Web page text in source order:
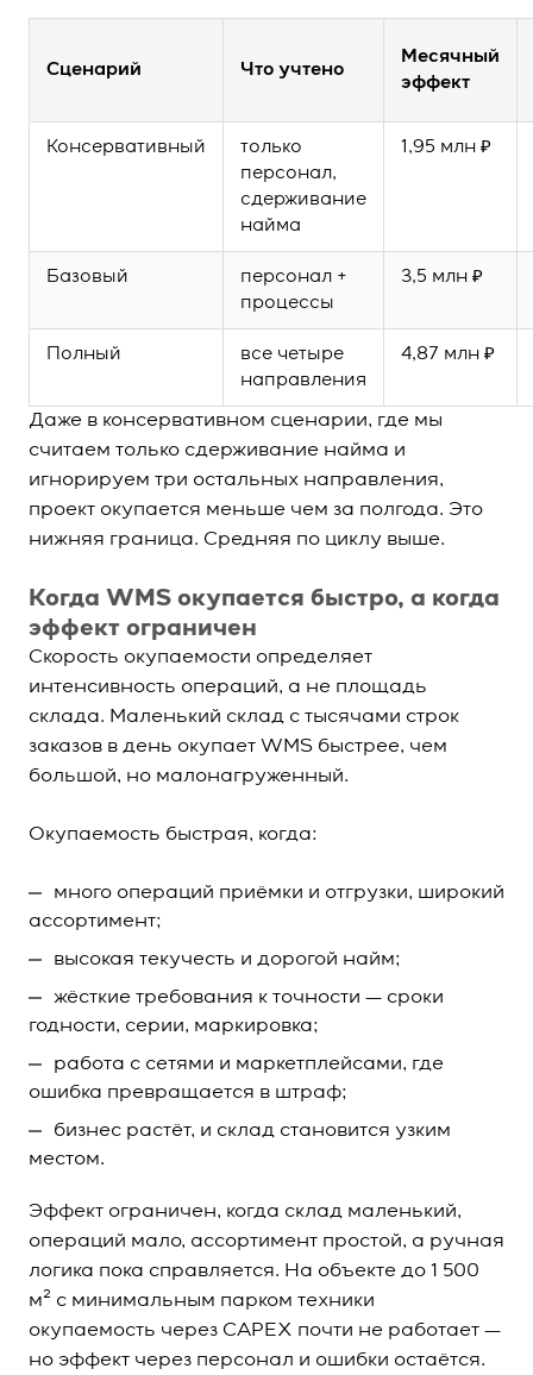
Сценарий Что учтено
Месячный
эффект
Консервативный
только
персонал,
сдерживание
найма
1,95 млн ₽
Базовый
персонал +
процессы
3,5 млн ₽
Полный
все четыре
направления
4,87 млн ₽
Даже в консервативном сценарии, где мы
считаем только сдерживание найма и
игнорируем три остальных направления,
проект окупается меньше чем за полгода. Это
нижняя граница. Средняя по циклу выше.
Когда WMS окупается быстро, а когда
эффект ограничен
Скорость окупаемости определяет
интенсивность операций, а не площадь
склада. Маленький склад с тысячами строк
заказов в день окупает WMS быстрее, чем
большой, но малонагруженный.
Окупаемость быстрая, когда:
много операций приёмки и отгрузки, широкий
ассортимент;
высокая текучесть и дорогой найм;
жёсткие требования к точности — сроки
годности, серии, маркировка;
работа с сетями и маркетплейсами, где
ошибка превращается в штраф;
бизнес растёт, и склад становится узким
местом.
Эффект ограничен, когда склад маленький,
операций мало, ассортимент простой, а ручная
логика пока справляется. На объекте до 1 500
м² с минимальным парком техники
окупаемость через CAPEX почти не работает —
но эффект через персонал и ошибки остаётся.